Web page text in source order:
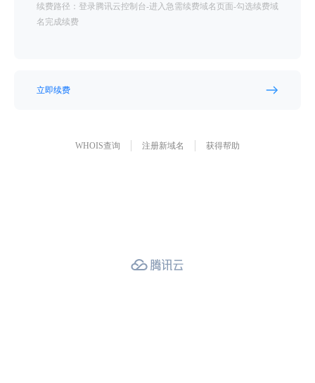
续费路径：登录腾讯云控制台-进入急需续费域名页面-勾选续费域
名完成续费
立即续费
WHOIS查询 注册新域名 获得帮助